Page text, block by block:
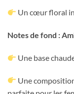
Un cœur floral
Notes de fond :
Une base
Une